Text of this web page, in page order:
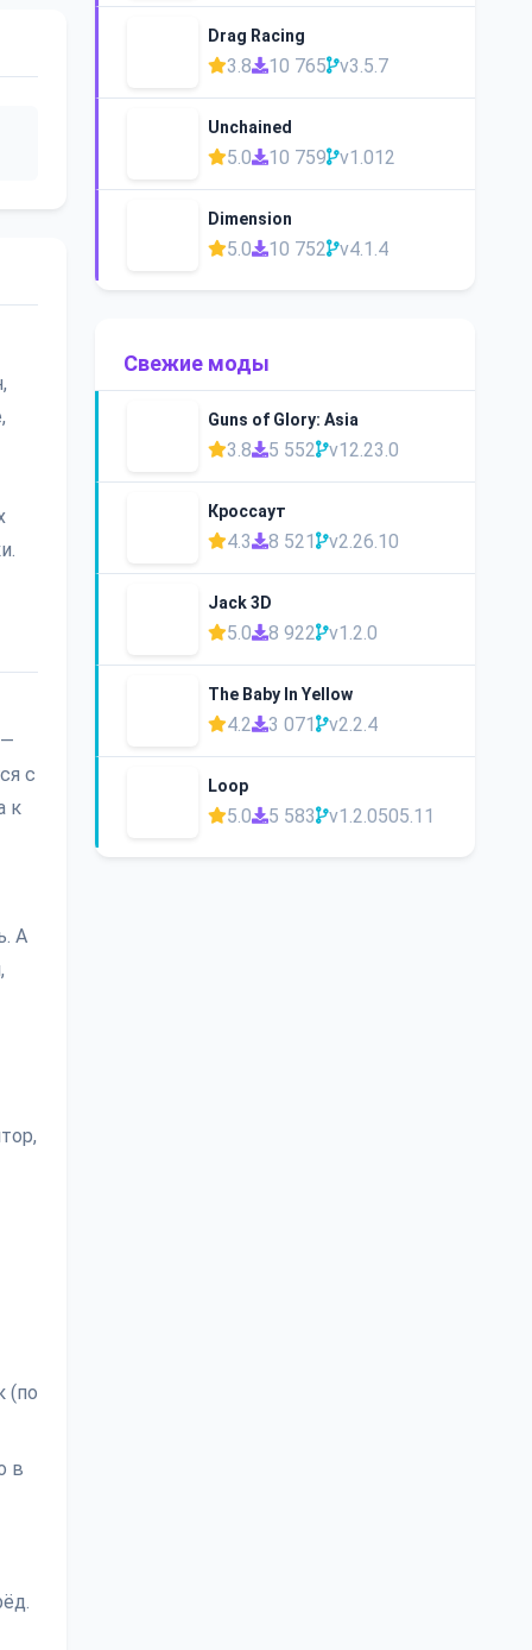
—
с
к
А
(по
в
Drag Racing
3.8 10 765 v3.5.7
Unchained
5.0 10 759 v1.012
Dimension
5.0 10 752 v4.1.4
Свежие моды
Guns of Glory: Asia
3.8 5 552 v12.23.0
Кроссаут
4.3 8 521 v2.26.10
Jack 3D
5.0 8 922 v1.2.0
The Baby In Yellow
4.2 3 071 v2.2.4
Loop
5.0 5 583 v1.2.0505.11